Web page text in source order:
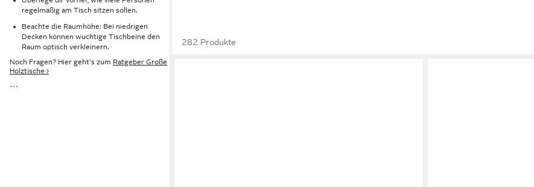
regelmäßig am Tisch sitzen sollen.
Beachte die Raumhöhe: Bei niedrigen
Decken können wuchtige Tischbeine den
Raum optisch verkleinern.
Noch Fragen? Hier geht's zum Ratgeber Große
Holztische ›
```
282 Produkte